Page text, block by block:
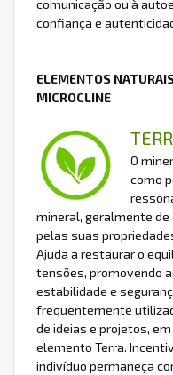
comunicação ou à
confiança e
ELEMENTOS
MICROCLINE
O
como
mineral, geralmente de
pelas suas
Ajuda a restaurar o
tensões, promovendo
estabilidade e
frequentemente
de ideias e projetos,
elemento Terra.
indivíduo permaneça